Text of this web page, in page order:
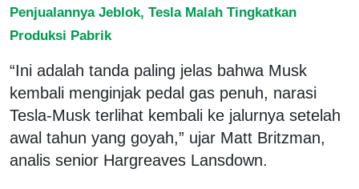
Penjualannya Jeblok, Tesla Malah Tingkatkan
Produksi Pabrik
“Ini adalah tanda paling jelas bahwa Musk
kembali menginjak pedal gas penuh, narasi
Tesla-Musk terlihat kembali ke jalurnya setelah
awal tahun yang goyah,” ujar Matt Britzman,
analis senior Hargreaves Lansdown.